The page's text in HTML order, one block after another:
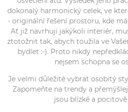
dokonalý harmonický celek, ve
- originální řešení prostoru, kde
Ať již navrhuji jakýkoli interiér,
ztotožnit tak, abych toužila ve
bydlet :-). Proto nikdy
nejsem schopna se
Je velmi důležité vybrat osobitý
Zapomeňte na trendy a
jsou blízké a